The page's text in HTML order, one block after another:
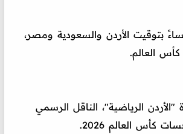
مباراة الأردن وسويسرا اليوم الأحد في تمام الساعة 4:00 مساءً بتوقيت الأردن والسعودية ومصر،
العالم.
الرياضية"، الناقل الرسمي
كأس العالم 2026.